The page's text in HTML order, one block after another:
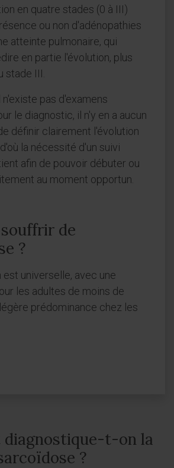
en quatre stades (0 à III)
ou non d'adénopathies
atteinte pulmonaire, qui
en partie l'évolution, plus
stade III.
pas d'examens
le diagnostic, il n'y en a aucun
définir clairement l'évolution
la nécessité d'un suivi
afin de pouvoir débuter ou
au moment opportun.
de
?
universelle, avec une
les adultes de moins de
prédominance chez les
diagnostique-t-on la
?